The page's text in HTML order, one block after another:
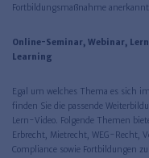
Fortbildungsmaßnahme
Online-Seminar, Webinar,
Learning
Egal um welches Thema es sich
finden Sie die passende
Lern-Video. Folgende Themen
Erbrecht, Mietrecht, WEG-Recht,
Compliance sowie Fortbildungen